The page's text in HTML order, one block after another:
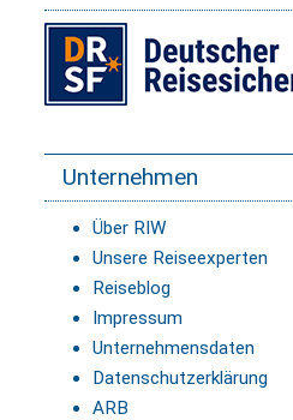
Unternehmen
Über RIW
Unsere Reiseexperten
Reiseblog
Impressum
Unternehmensdaten
Datenschutzerklärung
ARB